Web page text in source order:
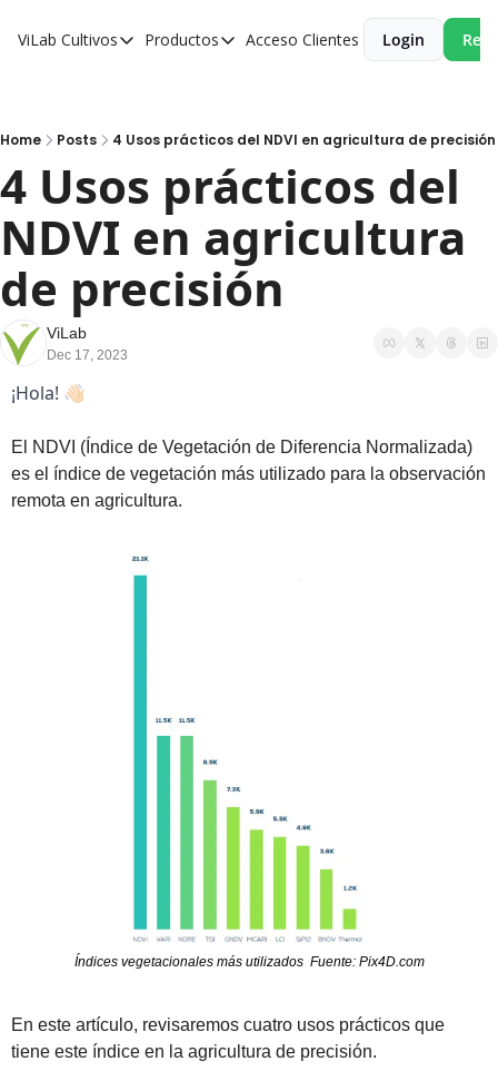
ViLab Cultivos
Cultivos
Olivos
Cítricos
Cerezos
Almendros
Arándanos
Productos
Productos
Estudio de Zonificación
Monitoreo Satelital de Cultivos
Acceso Clientes Login
Home Posts 4 Usos prácticos del NDVI en agricultura de precisión
4 Usos prácticos del
NDVI en agricultura
de precisión
ViLab
Dec 17, 2023
¡Hola! 👋🏻
El NDVI (Índice de Vegetación de Diferencia Normalizada)
es el índice de vegetación más utilizado para la observación
remota en agricultura.
Índices vegetacionales más utilizados  Fuente: Pix4D.com
En este artículo, revisaremos cuatro usos prácticos que
tiene este índice en la agricultura de precisión.